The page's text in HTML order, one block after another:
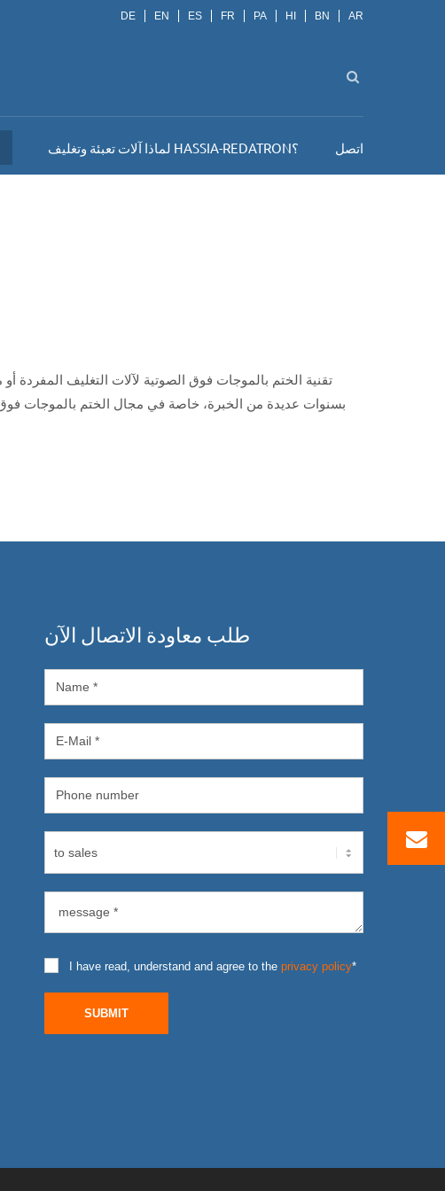
DE EN ES FR PA HI BN AR
لماذا آلات تعبئة وتغليف HASSIA-REDATRON؟ اتصل
طلب معاودة الاتصال الآن
I have read, understand and agree to the privacy policy*
SUBMIT